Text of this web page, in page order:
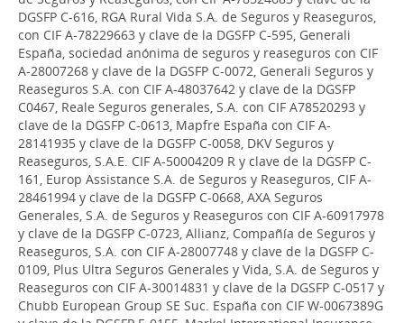
DGSFP C-616, RGA Rural Vida S.A. de Seguros y Reaseguros,
con CIF A-78229663 y clave de la DGSFP C-595, Generali
España, sociedad anónima de seguros y reaseguros con CIF
A-28007268 y clave de la DGSFP C-0072, Generali Seguros y
Reaseguros S.A. con CIF A-48037642 y clave de la DGSFP
C0467, Reale Seguros generales, S.A. con CIF A78520293 y
clave de la DGSFP C-0613, Mapfre España con CIF A-
28141935 y clave de la DGSFP C-0058, DKV Seguros y
Reaseguros, S.A.E. CIF A-50004209 R y clave de la DGSFP C-
161, Europ Assistance S.A. de Seguros y Reaseguros, CIF A-
28461994 y clave de la DGSFP C-0668, AXA Seguros
Generales, S.A. de Seguros y Reaseguros con CIF A-60917978
y clave de la DGSFP C-0723, Allianz, Compañía de Seguros y
Reaseguros, S.A. con CIF A-28007748 y clave de la DGSFP C-
0109, Plus Ultra Seguros Generales y Vida, S.A. de Seguros y
Reaseguros con CIF A-30014831 y clave de la DGSFP C-0517 y
Chubb European Group SE Suc. España con CIF W-0067389G